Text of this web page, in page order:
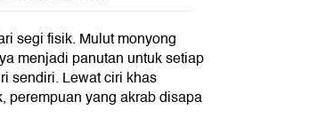
segi fisik. Mulut monyong
menjadi panutan untuk setiap
sendiri. Lewat ciri khas
perempuan yang akrab disapa